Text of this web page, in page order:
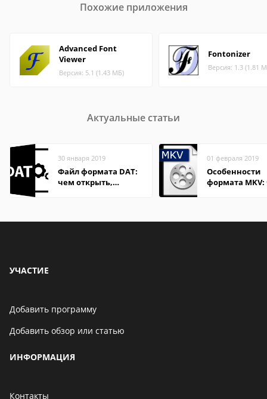
Похожие приложения
Advanced Font
Viewer
Версия: 5.1 (1.43 МБ)
Fontonizer
Версия: 1.3 (1.81
Актуальные статьи
30 января 2019
Файл формата DAT:
чем открыть,
01 февраля 2019
Особенности
формата
УЧАСТИЕ
Добавить программу
Добавить обзор или статью
ИНФОРМАЦИЯ
Контакты